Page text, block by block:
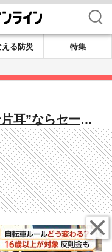
検索
る防災
特集
耳”ならセー
ト 1日から自転